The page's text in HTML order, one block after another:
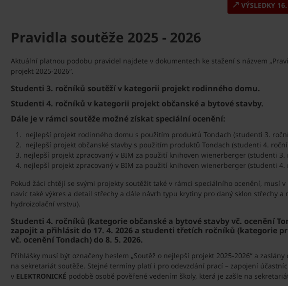
VÝSLEDKY
Pravidla soutěže 2025 - 2026
Aktuální platnou podobu pravidel najdete v dokumentech ke stažení s názvem
projekt 2025-2026“.
Studenti 3. ročníků soutěží v kategorii projekt rodinného domu.
Studenti 4. ročníků v kategorii projekt občanské a bytové stavby.
Dále je v rámci soutěže možné získat speciální ocenění:
nejlepší projekt rodinného domu s použitím produktů Tondach (studenti 3.
nejlepší projekt občanské stavby s použitím produktů Tondach (studenti 4.
3. nejlepší projekt zpracovaný v BIM za použití knihoven wienerberger (studenti 3.
4. nejlepší projekt zpracovaný v BIM za použití knihoven wienerberger (studenti 4.
Pokud žáci chtějí se svými projekty soutěžit také v rámci speciálního ocenění, musí
navíc také výkres a detail střechy a dále návrh typu krytiny pro daný sklon střechy a
hydroizolační vrstvu).
Studenti 4. ročníků (kategorie občanské a bytové stavby vč. ocenění
zapojit a přihlásit do 17. 4. 2026 a studenti třetích ročníků (kategorie
vč. ocenění Tondach) do 8. 5. 2026.
Přihlášky musí být označeny heslem „Soutěž o nejlepší projekt 2025-2026“ a
na sekretariát soutěže. Stejné termíny platí i pro odevzdání prací – zapojení
v ELEKTRONICKÉ podobě osobě pověřené vedením školy, která je zašle na